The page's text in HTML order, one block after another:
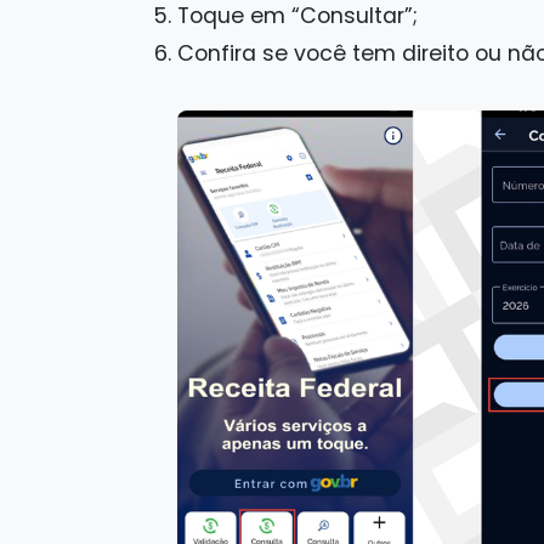
Toque em “Consultar”;
Confira se você tem direito ou